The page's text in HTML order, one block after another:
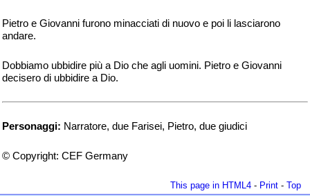
Pietro e Giovanni furono minacciati di nuovo e poi li lasciarono
andare.
Dobbiamo ubbidire più a Dio che agli uomini. Pietro e Giovanni
decisero di ubbidire a Dio.
Personaggi: Narratore, due Farisei, Pietro, due giudici
© Copyright: CEF Germany
This page in HTML4 - Print - Top